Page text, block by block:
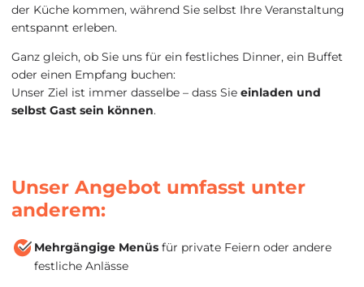
der Küche kommen, während Sie selbst Ihre Veranstaltung
entspannt erleben.
Ganz gleich, ob Sie uns für ein festliches Dinner, ein Buffet
oder einen Empfang buchen:
Unser Ziel ist immer dasselbe – dass Sie einladen und
selbst Gast sein können.
Unser Angebot umfasst unter
anderem:
Mehrgängige Menüs für private Feiern oder andere
festliche Anlässe